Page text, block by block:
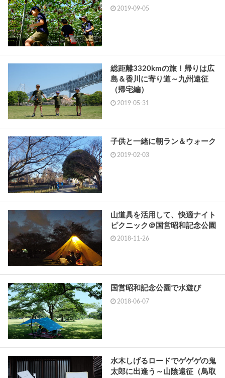
2019-09-05
総距離3320kmの旅！帰りは広
島＆香川に寄り道～九州遠征
（帰宅編）
2019-05-31
子供と一緒に朝ラン＆ウォーク
2019-02-03
山道具を活用して、快適ナイト
ピクニック＠国営昭和記念公園
2018-11-26
国営昭和記念公園で水遊び
2018-06-07
水木しげるロードでゲゲゲの鬼
太郎に出逢う～山陰遠征（鳥取